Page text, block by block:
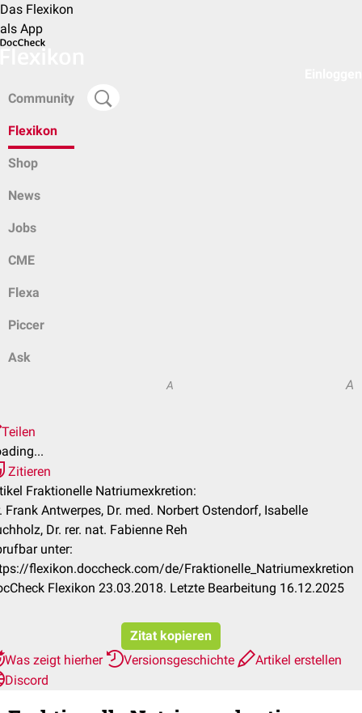
Das Flexikon
als App
Community
Flexikon
Shop
News
Jobs
CME
Flexa
Piccer
Ask
A A
Teilen
Zitieren
Fraktionelle Natriumexkretion:
Frank Antwerpes, Dr. med. Norbert Ostendorf, Isabelle
Dr. rer. nat. Fabienne Reh
unter:
flexikon.doccheck.com/de/Fraktionelle_Natriumexkretion
Flexikon 23.03.2018. Letzte Bearbeitung 16.12.2025
Zitat kopieren
Was zeigt hierher
Versionsgeschichte
Artikel erstellen
Discord